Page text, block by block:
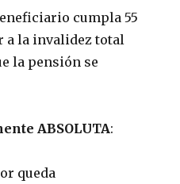
cumpla 55
a la invalidez total
la pensión se
ABSOLUTA:
queda